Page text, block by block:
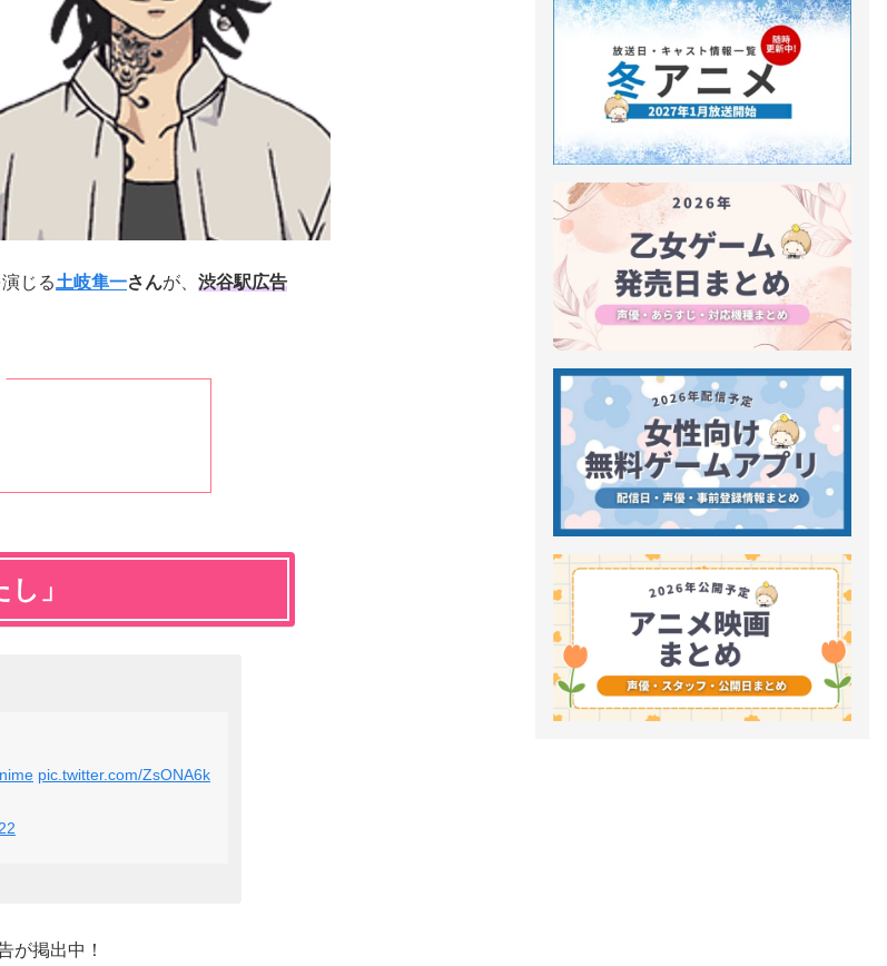
じる土岐隼一さんが、 渋谷駅広告
」
pic.twitter.com/ZsONA6k
が掲出中！